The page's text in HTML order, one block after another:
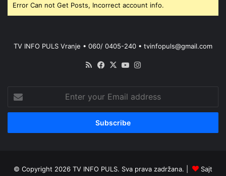
Error Can not Get Posts, Incorrect account info.
TV INFO PULS Vranje • 060/ 0405-240 • tvinfopuls@gmail.com
RSS Facebook
X YouTube
your
Email
© Copyright 2026 TV INFO PULS. Sva prava zadržana. | Sajt